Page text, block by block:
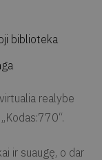
biblioteka
realybe
ir suaugę, o dar